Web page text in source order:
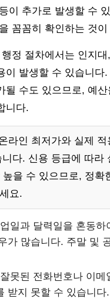
이 추가로 발생할 수
꼼꼼히 확인하는 것
정 절차에서는 인지
이 발생할 수 있습니다
될 수도 있으므로, 예산
니다.
라인 최저가와 실제 적
다. 신용 등급에 따라
높을 수 있으므로, 정확
요.
일과 달력일을 혼동하
가 많습니다. 주말 및
잘못된 전화번호나 이메
받지 못할 수 있습니다.